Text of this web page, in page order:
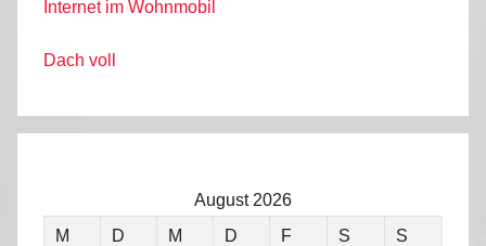
Internet im Wohnmobil
Dach voll
August 2026
M
D M D F S S